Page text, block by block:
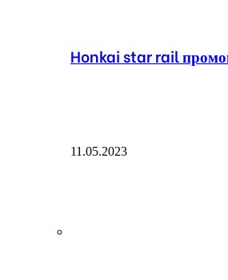
Honkai star rail
11.05.2023